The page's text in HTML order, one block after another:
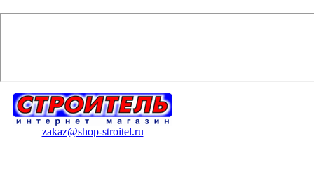
zakaz@shop-stroitel.ru